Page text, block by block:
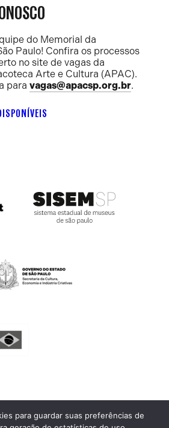
do Memorial da
Paulo! Confira os processos
no site de vagas da
Arte e Cultura (APAC).
para vagas@apacsp.org.br.
para guardar suas preferências de